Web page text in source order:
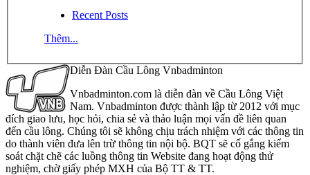
Recent Posts
Thêm...
Diễn Đàn Cầu Lông Vnbadminton
Vnbadminton.com là diễn đàn về Cầu Lông Việt
Nam. Vnbadminton được thành lập từ 2012 với mục
đích giao lưu, học hỏi, chia sẻ và thảo luận mọi vấn đề liên quan
đến cầu lông. Chúng tôi sẽ không chịu trách nhiệm với các thông tin
do thành viên đưa lên trừ thông tin nội bộ. BQT sẽ cố gắng kiểm
soát chặt chẽ các luồng thông tin Website đang hoạt động thử
nghiệm, chờ giấy phép MXH của Bộ TT & TT.